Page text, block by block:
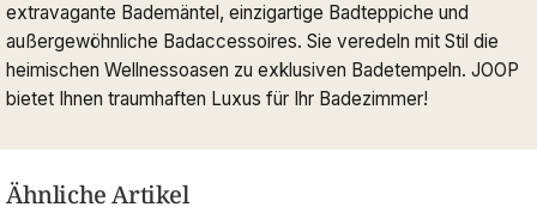
extravagante Bademäntel, einzigartige Badteppiche und
außergewöhnliche Badaccessoires. Sie veredeln mit Stil die
heimischen Wellnessoasen zu exklusiven Badetempeln. JOOP
bietet Ihnen traumhaften Luxus für Ihr Badezimmer!
Ähnliche Artikel